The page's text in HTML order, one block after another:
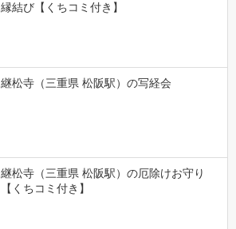
縁結び【くちコミ付き】
継松寺（三重県 松阪駅）の写経会
継松寺（三重県 松阪駅）の厄除けお守り
【くちコミ付き】